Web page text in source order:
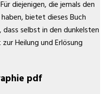
diejenigen, die jemals den
bietet dieses Buch
selbst in den dunkelsten
Heilung und Erlösung
pdf